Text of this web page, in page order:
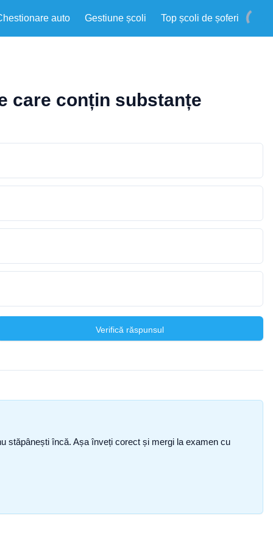
auto Gestiune școli Top școli de șoferi
care conțin substanțe
Verifică răspunsul
stăpânești încă. Așa înveți corect și mergi la examen cu